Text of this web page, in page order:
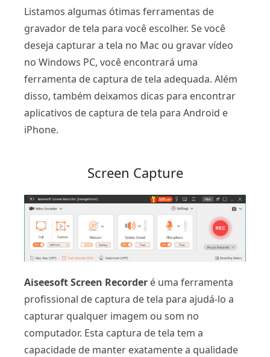
Listamos algumas ótimas ferramentas de
gravador de tela para você escolher. Se você
deseja capturar a tela no Mac ou gravar vídeo
no Windows PC, você encontrará uma
ferramenta de captura de tela adequada. Além
disso, também deixamos dicas para encontrar
aplicativos de captura de tela para Android e
iPhone.
Screen Capture
Aiseesoft Screen Recorder é uma ferramenta
profissional de captura de tela para ajudá-lo a
capturar qualquer imagem ou som no
computador. Esta captura de tela tem a
capacidade de manter exatamente a qualidade